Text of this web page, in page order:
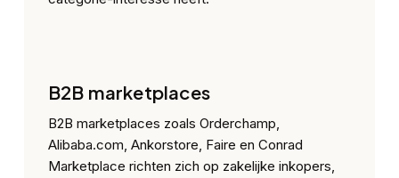
B2B marketplaces
B2B marketplaces zoals Orderchamp,
Alibaba.com, Ankorstore, Faire en Conrad
Marketplace richten zich op zakelijke inkopers,